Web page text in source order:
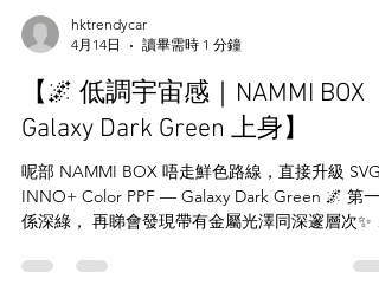
4月14日
讀畢需時 1 分鐘
【🌌 低調宇宙感｜NAMMI BOX
Galaxy Dark Green 上身】
呢部 NAMMI BOX 唔走鮮色路線，直接升級 SVG
係深綠， 再睇會發現帶有金屬光澤同深邃層次✨